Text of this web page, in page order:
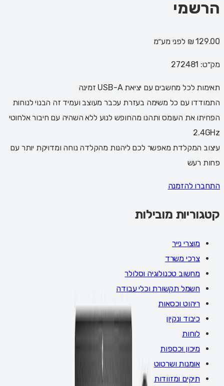
הרשמי
129.00 ₪ לפני מע״מ
מק״ט: 272481
תאימות לכל מחשבים עם יציאת USB-A זמינה
התמודדו עם כל משימה בעזרת עכבר מעוצב ועמיד זה הבנוי לנוחות
הפחיתו את העומס ותהנו מהחופש לנוע ללא השהיה עם חיבור אלחוטי
2.4GHz
עיצוב המקלדת מאפשר לכם ליהנות מהקלדה נוחה ומדויקת יותר עם
פחות רעש
התחברו להזמנה
קטגוריות מובילות
מוצרי נייר
צרכי משרד
מחשוב טכנולוגיה וסלולר
חשמל תקשורת וכלי עבודה
ריהוט וכסאות
כיבוד ונקיון
לוחות
מיכון וכספות
אומנות ושרטוט
תיקים ומזוודות